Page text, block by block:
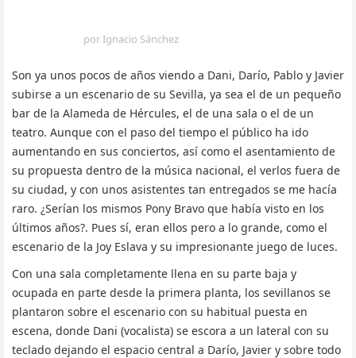
por Ignacio Sánchez
Son ya unos pocos de años viendo a Dani, Darío, Pablo y Javier
subirse a un escenario de su Sevilla, ya sea el de un pequeño
bar de la Alameda de Hércules, el de una sala o el de un
teatro. Aunque con el paso del tiempo el público ha ido
aumentando en sus conciertos, así como el asentamiento de
su propuesta dentro de la música nacional, el verlos fuera de
su ciudad, y con unos asistentes tan entregados se me hacía
raro. ¿Serían los mismos Pony Bravo que había visto en los
últimos años?. Pues sí, eran ellos pero a lo grande, como el
escenario de la Joy Eslava y su impresionante juego de luces.
Con una sala completamente llena en su parte baja y
ocupada en parte desde la primera planta, los sevillanos se
plantaron sobre el escenario con su habitual puesta en
escena, donde Dani (vocalista) se escora a un lateral con su
teclado dejando el espacio central a Darío, Javier y sobre todo